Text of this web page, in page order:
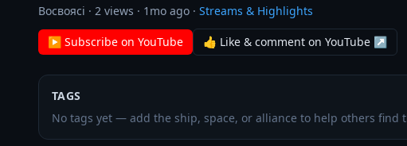
Восвоясі · 2 views · 1mo ago · Streams & Highlights
▶ Subscribe on YouTube 👍 Like & comment on YouTube ↗
TAGS
No tags yet — add the ship, space, or alliance to help others find